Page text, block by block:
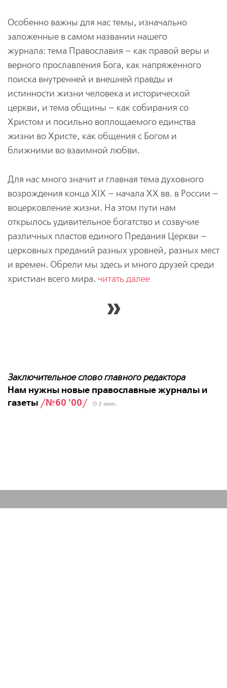
Особенно важны для нас темы, изначально
заложенные в самом названии нашего
журнала: тема Православия – как правой веры и
верного прославления Бога, как напряженного
поиска внутренней и внешней правды и
истинности жизни человека и исторической
церкви, и тема общины – как собирания со
Христом и посильно воплощаемого единства
жизни во Христе, как общения с Богом и
ближними во взаимной любви.
Для нас много значит и главная тема духовного
возрождения конца ХIX – начала ХХ вв. в России –
воцерковление жизни. На этом пути нам
открылось удивительное богатство и созвучие
различных пластов единого Предания Церкви –
церковных преданий разных уровней, разных мест
и времен. Обрели мы здесь и много друзей среди
христиан всего мира. читать далее
Заключительное слово главного редактора
Нам нужны новые православные журналы и
газеты /№60 '00/ 2 мин.